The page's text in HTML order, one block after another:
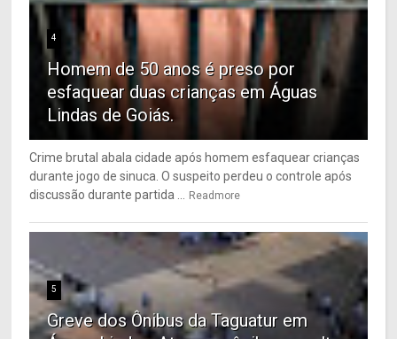
4
Homem de 50 anos é preso por
esfaquear duas crianças em Águas
Lindas de Goiás.
Crime brutal abala cidade após homem esfaquear crianças
durante jogo de sinuca. O suspeito perdeu o controle após
discussão durante partida ...
Readmore
5
Greve dos Ônibus da Taguatur em